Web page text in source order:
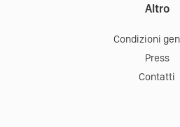
Altro
Condizioni
Press
Contatti